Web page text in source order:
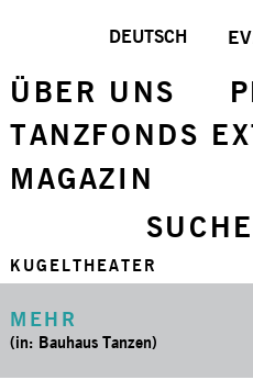
DEUTSCH
ÜBER UNS
TANZFONDS
MAGAZIN
KUGELTHEATER
MEHR
(in: Bauhaus Tanzen)